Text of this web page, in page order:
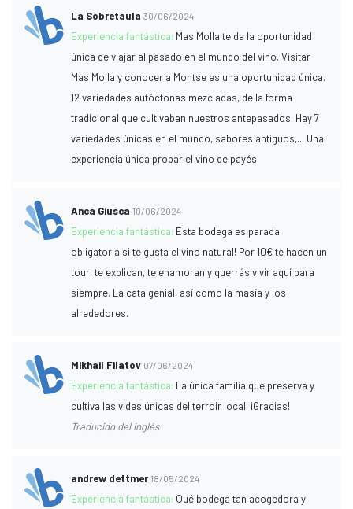
La Sobretaula 30/06/2024
Experiencia fantástica: Mas Molla te da la oportunidad
única de viajar al pasado en el mundo del vino. Visitar
Mas Molla y conocer a Montse es una oportunidad única.
12 variedades autóctonas mezcladas, de la forma
tradicional que cultivaban nuestros antepasados. Hay 7
variedades únicas en el mundo, sabores antiguos,... Una
experiencia única probar el vino de payés.
Anca Giusca 10/06/2024
Experiencia fantástica: Esta bodega es parada
obligatoria si te gusta el vino natural! Por 10€ te hacen un
tour, te explican, te enamoran y querrás vivir aquí para
siempre. La cata genial, así como la masía y los
alrededores.
Mikhail Filatov 07/06/2024
Experiencia fantástica: La única familia que preserva y
cultiva las vides únicas del terroir local. ¡Gracias!
Traducido del Inglés
andrew dettmer 18/05/2024
Experiencia fantástica: Qué bodega tan acogedora y